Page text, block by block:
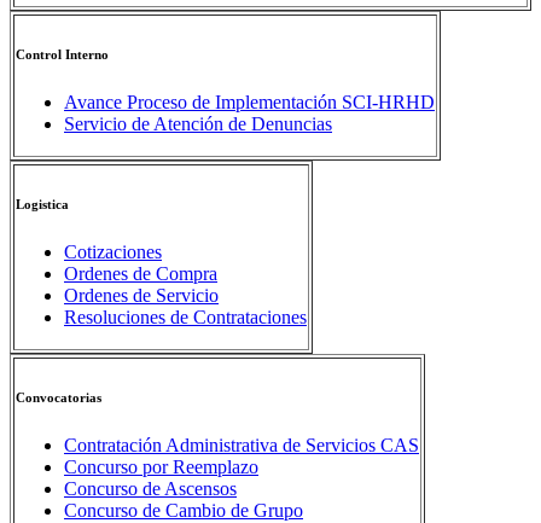
Control Interno
Avance Proceso de Implementación SCI-HRHD
Servicio de Atención de Denuncias
Logistica
Cotizaciones
Ordenes de Compra
Ordenes de Servicio
Resoluciones de Contrataciones
Convocatorias
Contratación Administrativa de Servicios CAS
Concurso por Reemplazo
Concurso de Ascensos
Concurso de Cambio de Grupo